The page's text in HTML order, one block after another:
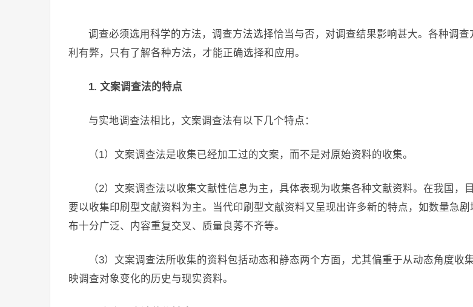
调查必须选用科学的方法，调查方法选择恰当与否，对调查结果影响甚大。各种调查
利有弊，只有了解各种方法，才能正确选择和应用。
1. 文案调查法的特点
与实地调查法相比，文案调查法有以下几个特点：
（1）文案调查法是收集已经加工过的文案，而不是对原始资料的收集。
（2）文案调查法以收集文献性信息为主，具体表现为收集各种文献资料。在我国，
要以收集印刷型文献资料为主。当代印刷型文献资料又呈现出许多新的特点，如数量急剧
布十分广泛、内容重复交叉、质量良莠不齐等。
（3）文案调查法所收集的资料包括动态和静态两个方面，尤其偏重于从动态角度收
映调查对象变化的历史与现实资料。